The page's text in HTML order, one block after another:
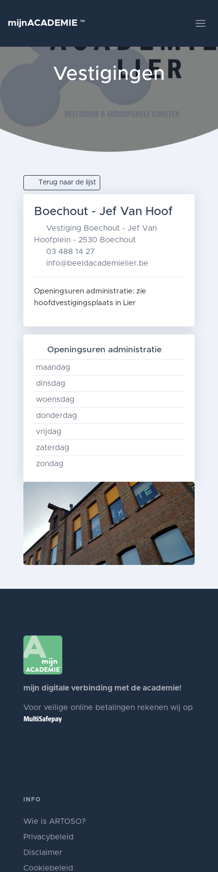
mijnACADEMIE ™
Vestigingen
Terug naar de lijst
Boechout - Jef Van Hoof
Vestiging Boechout - Jef Van
Hoofplein - 2530 Boechout
03 488 14 27
info@beeldacademielier.be
Openingsuren administratie: zie
hoofdvestigingsplaats in Lier
Openingsuren administratie
maandag
dinsdag
woensdag
donderdag
vrijdag
zaterdag
zondag
mijn digitale verbinding met de academie!
Voor veilige online betalingen rekenen wij op
INFO
Wie is ARTOSO?
Privacybeleid
Disclaimer
Cookiebeleid